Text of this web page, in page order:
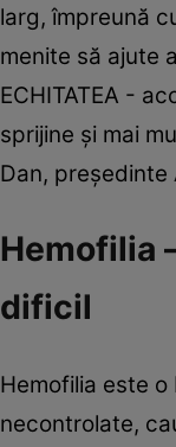
larg, împreună
menite să ajute
ECHITATEA -
sprijine şi mai
Dan, preşedinte
Hemofilia
dificil
Hemofilia este
necontrolate,